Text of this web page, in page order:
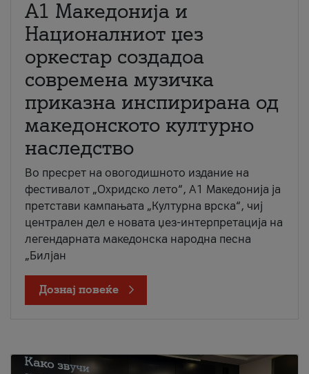
А1 Македонија и
Националниот џез
оркестар создадоа
современа музичка
приказна инспирирана од
македонското културно
наследство
Во пресрет на овогодишното издание на
фестивалот „Охридско лето“, А1 Македонија ја
претстави кампањата „Културна врска“, чиј
централен дел е новата џез-интерпретација на
легендарната македонска народна песна
„Билјан
Дознај повеќе